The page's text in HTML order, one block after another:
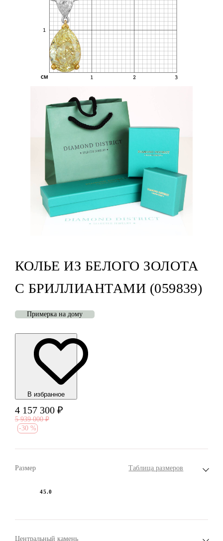
КОЛЬЕ ИЗ БЕЛОГО ЗОЛОТА
С БРИЛЛИАНТАМИ (059839)
Примерка на дому
В избранноe
4 157 300 ₽
5 939 000 ₽
-30 %
Размер Таблица размеров
45.0
Центральный камень